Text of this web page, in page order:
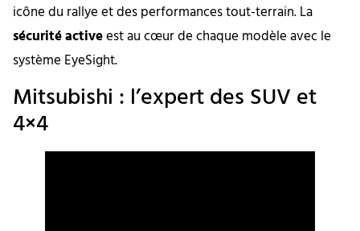
icône du rallye et des performances tout-terrain. La
sécurité activeest au cœur de chaque modèle avec le
système EyeSight.
Mitsubishi : l’expert des SUV et
4×4